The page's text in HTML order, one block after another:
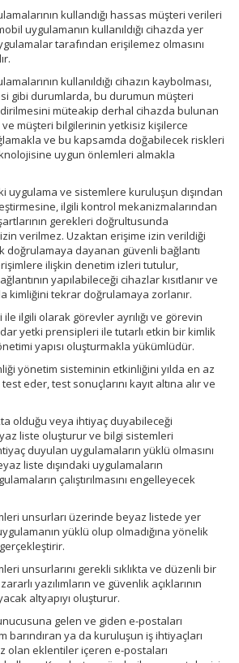
kullandığı hassas müşteri verileri
uygulamanın kullanıldığı cihazda yer
tarafından erişilemez olmasını
kullanıldığı cihazın kaybolması,
gibi durumlarda, bu durumun müşteri
müteakip derhal cihazda bulunan
müşteri bilgilerinin yetkisiz kişilerce
ve bu kapsamda doğabilecek riskleri
uygun önlemleri almakla
uygulama ve sistemlere kuruluşun dışından
ilgili kontrol mekanizmalarından
gerekleri doğrultusunda
verilmez. Uzaktan erişime izin verildiği
doğrulamaya dayanan güvenli bağlantı
ilişkin denetim izleri tutulur,
yapılabileceği cihazlar kısıtlanır ve
kimliğini tekrar doğrulamaya zorlanır.
ilgili olarak görevler ayrılığı ve görevin
yetki prensipleri ile tutarlı etkin bir kimlik
yapısı oluşturmakla yükümlüdür.
yönetim sisteminin etkinliğini yılda en az
eder, test sonuçlarını kayıt altına alır ve
olduğu veya ihtiyaç duyabileceği
liste oluşturur ve bilgi sistemleri
duyulan uygulamaların yüklü olmasını
liste dışındaki uygulamaların
çalıştırılmasını engelleyecek
unsurları üzerinde beyaz listede yer
yüklü olup olmadığına yönelik
unsurlarını gerekli sıklıkta ve düzenli bir
yazılımların ve güvenlik açıklarının
altyapıyı oluşturur.
gelen ve giden e-postaları
barındıran ya da kuruluşun iş ihtiyaçları
olan eklentiler içeren e-postaları